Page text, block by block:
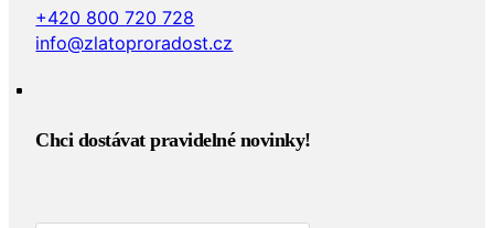
+420 800 720 728
info@zlatoproradost.cz
Chci dostávat pravidelné novinky!​